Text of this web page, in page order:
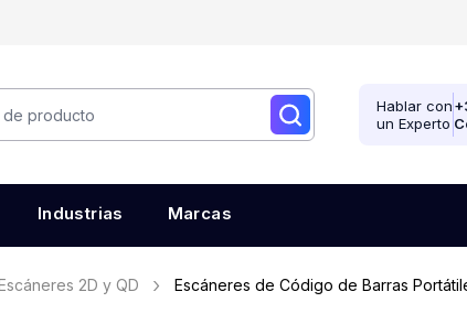
Hablar con
un Experto
Industrias Marcas
2D y QD Escáneres de Código de Barras